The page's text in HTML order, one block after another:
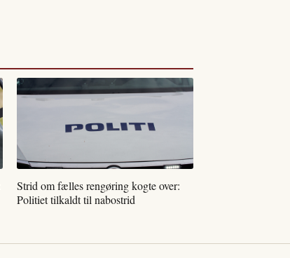
Strid om fælles rengøring kogte over:
Politiet tilkaldt til nabostrid